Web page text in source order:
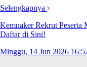
Selengkapnya
Kemnaker Rekrut Peserta
Daftar di Sini!
Minggu, 14 Jun 2026